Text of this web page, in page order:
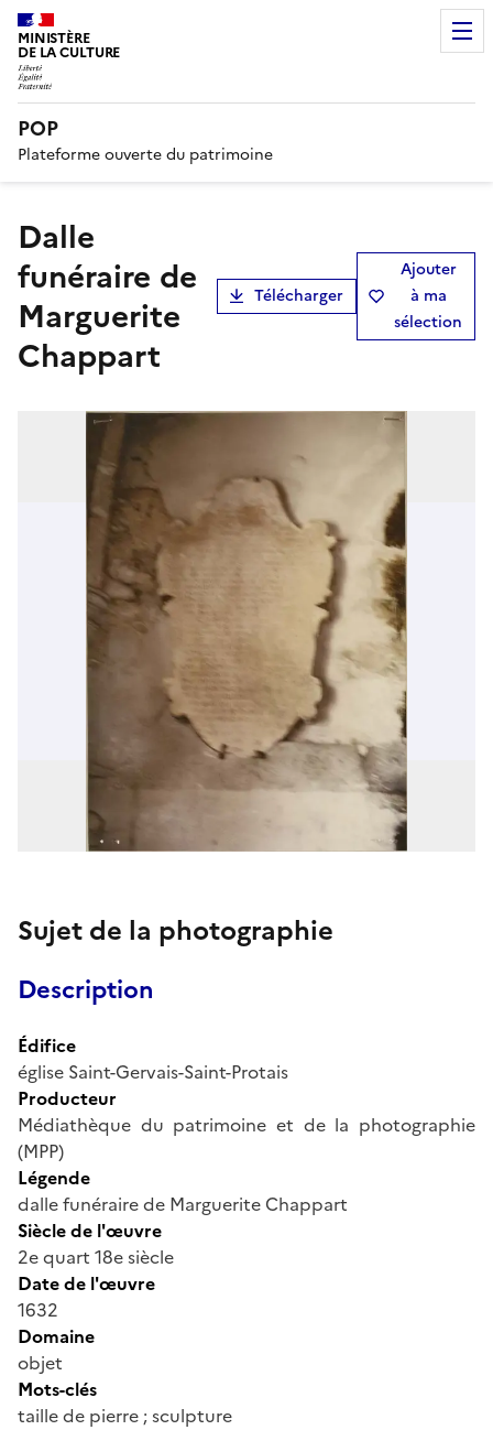
MINISTÈRE
DE LA CULTURE
POP
Plateforme ouverte du patrimoine
dalle
funéraire de
Marguerite
Chappart
Télécharger
Ajouter
à ma
sélection
Sujet de la photographie
Description
Édifice
église Saint-Gervais-Saint-Protais
Producteur
Médiathèque du patrimoine et de la photographie
(MPP)
Légende
dalle funéraire de Marguerite Chappart
Siècle de l'œuvre
2e quart 18e siècle
Date de l'œuvre
1632
Domaine
objet
Mots-clés
taille de pierre ; sculpture